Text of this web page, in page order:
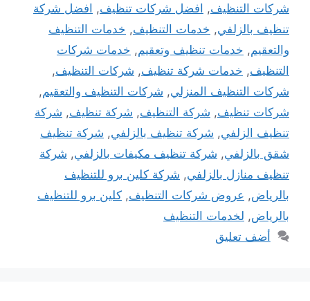
شركات التنظيف, افضل شركات تنظيف, افضل شركة
تنظيف بالزلفي, خدمات التنظيف, خدمات التنظيف
والتعقيم, خدمات تنظيف وتعقيم, خدمات شركات
التنظيف, خدمات شركة تنظيف, شركات التنظيف,
شركات التنظيف المنزلي, شركات التنظيف والتعقيم,
شركات تنظيف, شركة التنظيف, شركة تنظيف, شركة
تنظيف الزلفي, شركة تنظيف بالزلفي, شركة تنظيف
شقق بالزلفي, شركة تنظيف مكيفات بالزلفي, شركة
تنظيف منازل بالزلفي, شركة كلين برو للتنظيف
بالرياض, عروض شركات التنظيف, كلين برو للتنظيف
بالرياض, لخدمات التنظيف
أضف تعليق